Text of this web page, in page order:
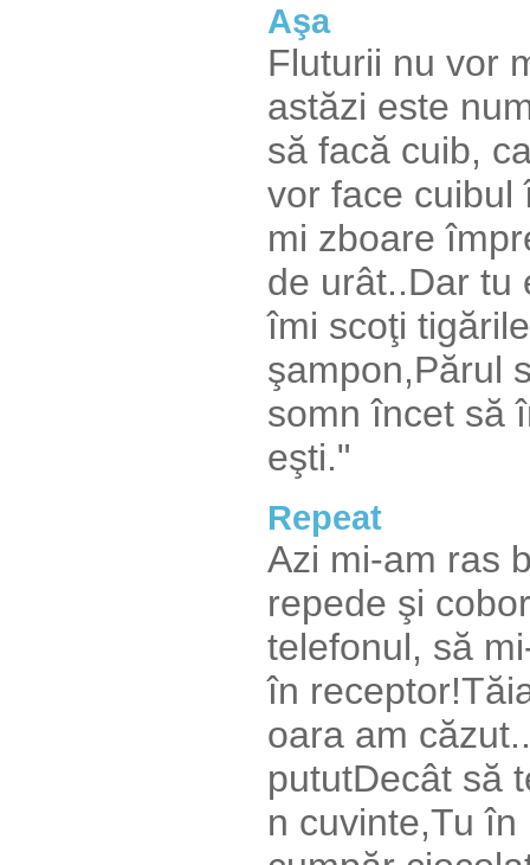
Aşa
Fluturii nu vor
astăzi este
să facă cuib,
vor face cuibul
mi zboare
de urât..Dar tu
îmi scoţi
şampon,Părul
somn încet să
eşti."
Repeat
Azi mi-am ras
repede şi
telefonul, să
în
oara am
pututDecât să
n cuvinte,Tu